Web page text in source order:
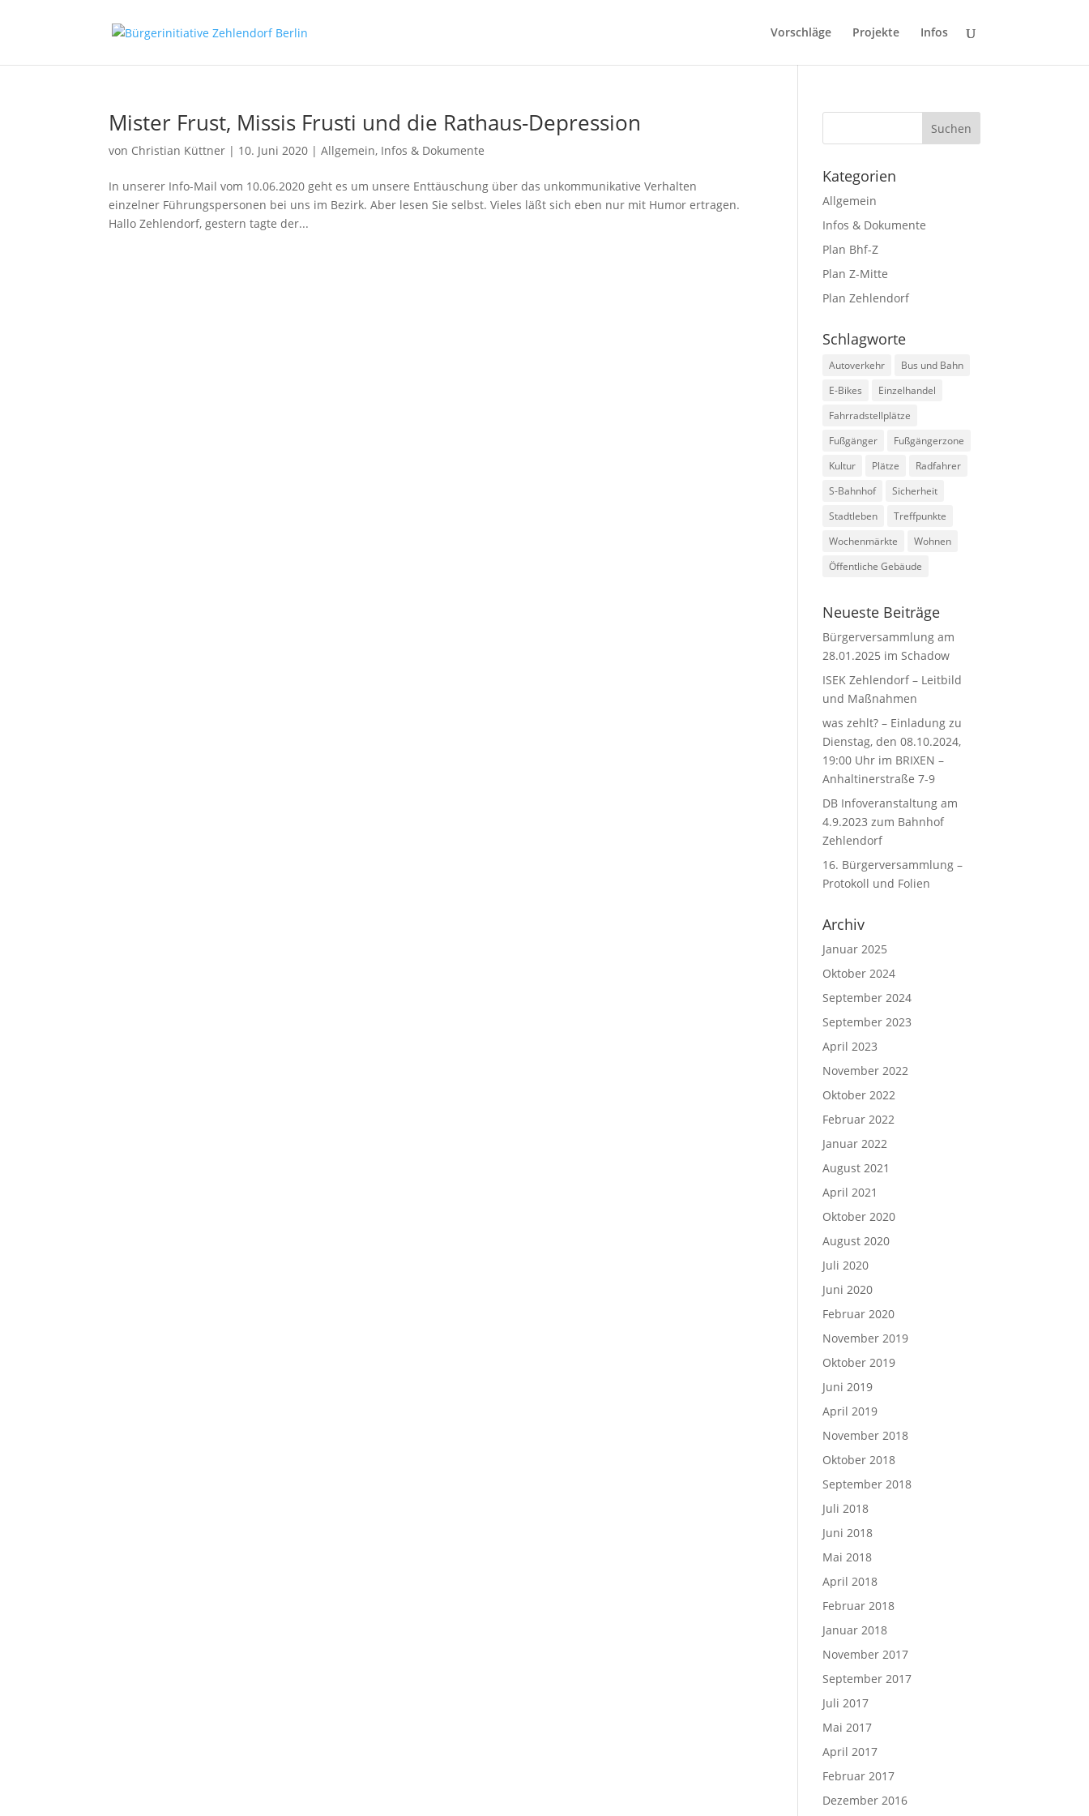
Vorschläge Projekte Infos
Mister Frust, Missis Frusti und die Rathaus-Depression
von Christian Küttner | 10. Juni 2020 |Allgemein, Infos & Dokumente
In unserer Info-Mail vom 10.06.2020 geht es um unsere Enttäuschung über das unkommunikative Verhalten
einzelner Führungspersonen bei uns im Bezirk. Aber lesen Sie selbst. Vieles läßt sich eben nur mit Humor ertragen.
Hallo Zehlendorf, gestern tagte der...
Kategorien
Allgemein
Infos & Dokumente
Plan Bhf-Z
Plan Z-Mitte
Plan Zehlendorf
Schlagworte
Autoverkehr
Bus und Bahn
E-Bikes
Einzelhandel
Fahrradstellplätze
Fußgänger
Fußgängerzone
Kultur
Plätze
Radfahrer
S-Bahnhof
Sicherheit
Stadtleben
Treffpunkte
Wochenmärkte
Wohnen
Öffentliche Gebäude
Neueste Beiträge
Bürgerversammlung am
28.01.2025 im Schadow
ISEK Zehlendorf – Leitbild
und Maßnahmen
was zehlt? – Einladung zu
Dienstag, den 08.10.2024,
19:00 Uhr im BRIXEN –
Anhaltinerstraße 7-9
DB Infoveranstaltung am
4.9.2023 zum Bahnhof
Zehlendorf
16. Bürgerversammlung –
Protokoll und Folien
Archiv
Januar 2025
Oktober 2024
September 2024
September 2023
April 2023
November 2022
Oktober 2022
Februar 2022
Januar 2022
August 2021
April 2021
Oktober 2020
August 2020
Juli 2020
Juni 2020
Februar 2020
November 2019
Oktober 2019
Juni 2019
April 2019
November 2018
Oktober 2018
September 2018
Juli 2018
Juni 2018
Mai 2018
April 2018
Februar 2018
Januar 2018
November 2017
September 2017
Juli 2017
Mai 2017
April 2017
Februar 2017
Dezember 2016